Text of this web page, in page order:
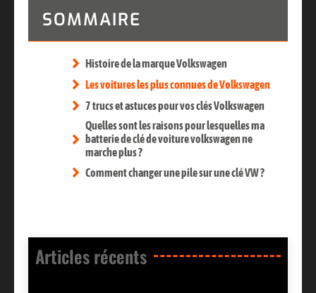
SOMMAIRE
Histoire de la marque Volkswagen
Les voitures les plus connues de Volkswagen
7 trucs et astuces pour vos clés Volkswagen
Quelles sont les raisons pour lesquelles ma
batterie de clé de voiture volkswagen ne
marche plus ?
Comment changer une pile sur une clé VW ?
Articles récents​